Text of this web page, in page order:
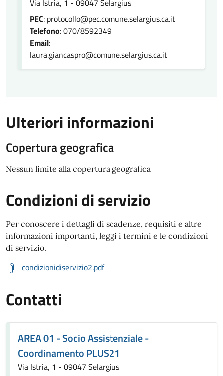
Via Istria, 1 - 09047 Selargius
PEC: protocollo@pec.comune.selargius.ca.it
Telefono: 070/8592349
Email:
laura.giancaspro@comune.selargius.ca.it
Ulteriori informazioni
Copertura geografica
Nessun limite alla copertura geografica
Condizioni di servizio
Per conoscere i dettagli di scadenze, requisiti e altre
informazioni importanti, leggi i termini e le condizioni
di servizio.
condizionidiservizio2.pdf
Contatti
AREA 01 - Socio Assistenziale -
Coordinamento PLUS21
Via Istria, 1 - 09047 Selargius